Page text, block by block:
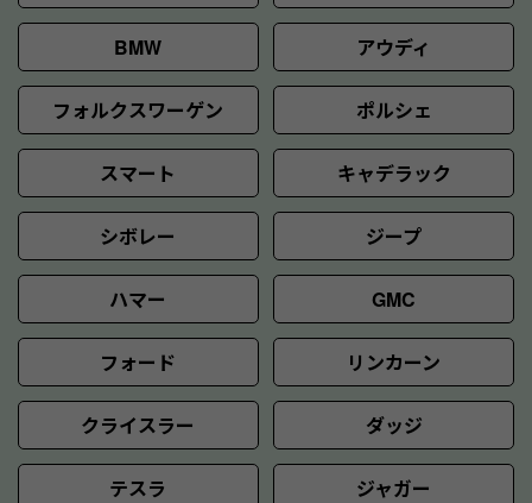
BMW アウディ
フォルクスワーゲン ポルシェ
スマート キャデラック
シボレー ジープ
ハマー GMC
フォード リンカーン
クライスラー ダッジ
テスラ ジャガー